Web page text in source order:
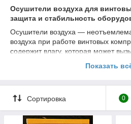
Осушители воздуха для
защита и стабильность
Осушители воздуха —
воздуха при работе винтовых
содержит влагу, которая может
оборудования. Установка
Существует два основных типа
рефрижераторныеи
Показать
Сортировка 0